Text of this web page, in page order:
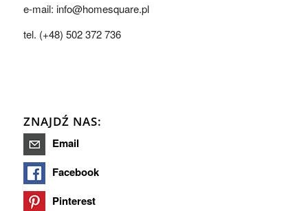
e-mail: info@homesquare.pl
tel. (+48) 502 372 736
ZNAJDŹ NAS:
Email
Facebook
Pinterest